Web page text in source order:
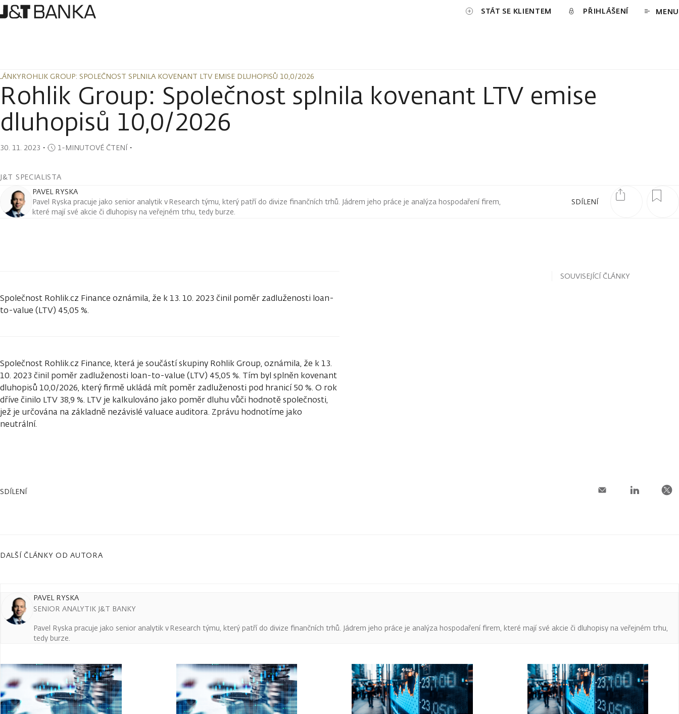
STÁT SE KLIENTEM PŘIHLÁŠENÍ MENU
ROHLIK GROUP: SPOLEČNOST SPLNILA KOVENANT LTV EMISE DLUHOPISŮ 10,0/2026
ROHLIK GROUP: SPOLEČNOST SPLNILA KOVENANT LTV EMISE DLUHOPISŮ 10,0/2026
Rohlik Group: Společnost splnila kovenant LTV emise
dluhopisů 10,0/2026
30. 11. 2023 ・ 1-MINUTOVÉ ČTENÍ・
J&T SPECIALISTA
SDÍLENÍ
PAVEL RYSKA
Pavel Ryska pracuje jako senior analytik v Research týmu, který patří do divize finančních trhů. Jádrem jeho práce je analýza hospodaření firem,
které mají své akcie či dluhopisy na veřejném trhu, tedy burze.
Společnost Rohlik.cz Finance oznámila, že k 13. 10. 2023 činil poměr zadluženosti loan-
to-value (LTV) 45,05 %.
Společnost Rohlik.cz Finance, která je součástí skupiny Rohlik Group, oznámila, že k 13.
10. 2023 činil poměr zadluženosti loan-to-value (LTV) 45,05 %. Tím byl splněn kovenant
dluhopisů 10,0/2026, který firmě ukládá mít poměr zadluženosti pod hranicí 50 %. O rok
dříve činilo LTV 38,9 %. LTV je kalkulováno jako poměr dluhu vůči hodnotě společnosti,
jež je určována na základně nezávislé valuace auditora. Zprávu hodnotíme jako
neutrální.
SOUVISEJÍCÍ ČLÁNKY
SDÍLENÍ
DALŠÍ ČLÁNKY OD AUTORA
PAVEL RYSKA
SENIOR ANALYTIK J&T BANKY
Pavel Ryska pracuje jako senior analytik v Research týmu, který patří do divize finančních trhů. Jádrem jeho práce je analýza hospodaření firem, které mají své akcie či dluhopisy na veřejném trhu,
tedy burze.